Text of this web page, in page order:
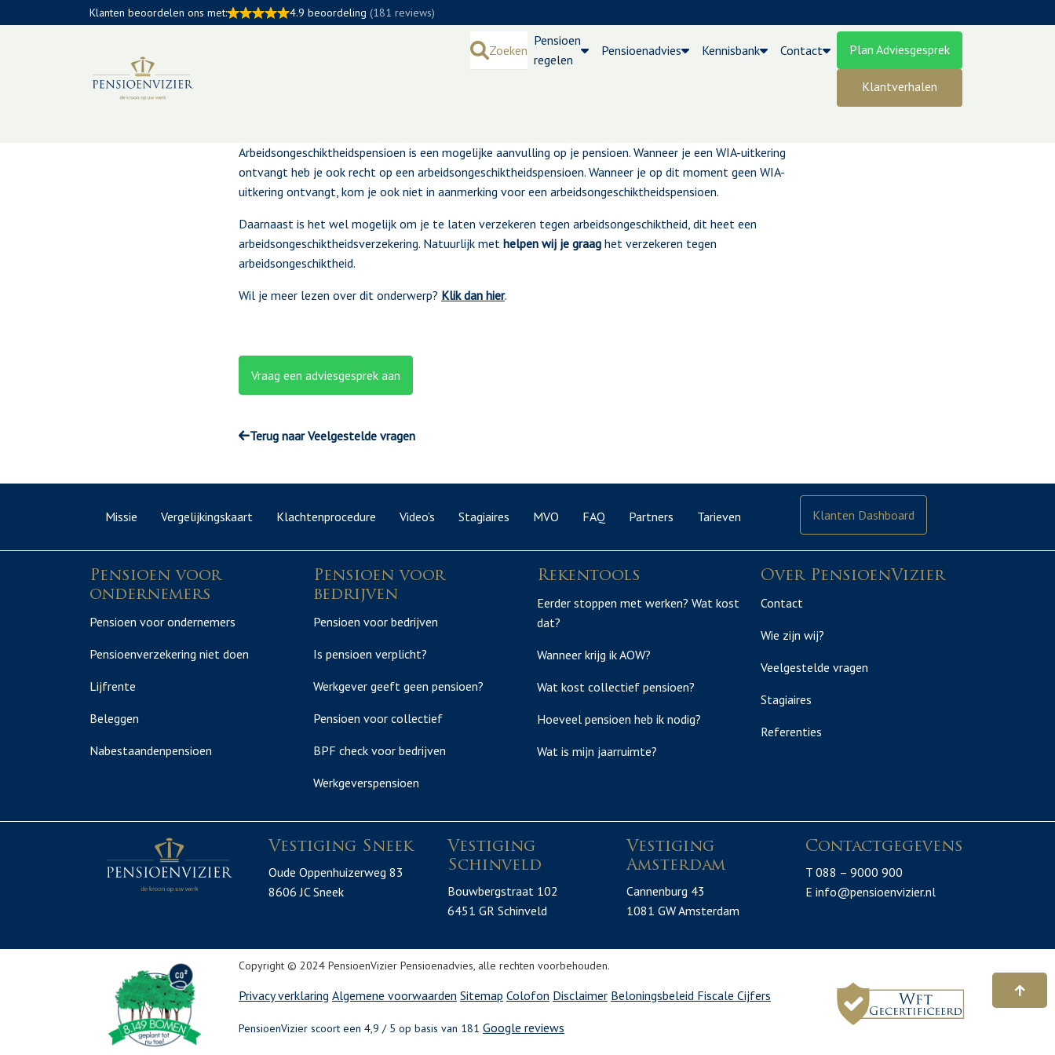
Klanten beoordelen ons met: 4.9 beoordeling (181 reviews)
Zoeken
Pensioen
regelen
Pensioenadvies Kennisbank Contact Plan Adviesgesprek
Klantverhalen
Arbeidsongeschiktheidspensioen is een mogelijke aanvulling op je pensioen. Wanneer je een WIA-uitkering
ontvangt heb je ook recht op een arbeidsongeschiktheidspensioen. Wanneer je op dit moment geen WIA-
uitkering ontvangt, kom je ook niet in aanmerking voor een arbeidsongeschiktheidspensioen.
Daarnaast is het wel mogelijk om je te laten verzekeren tegen arbeidsongeschiktheid, dit heet een
arbeidsongeschiktheidsverzekering. Natuurlijk met helpen wij je graag het verzekeren tegen
arbeidsongeschiktheid.
Wil je meer lezen over dit onderwerp? Klik dan hier.
Vraag een adviesgesprek aan
Terug naar Veelgestelde vragen
Missie Vergelijkingskaart Klachtenprocedure Video’s Stagiaires MVO FAQ Partners Tarieven Klanten Dashboard
Pensioen voor
ondernemers
Pensioen voor ondernemers
Pensioenverzekering niet doen
Lijfrente
Beleggen
Nabestaandenpensioen
Pensioen voor
bedrijven
Pensioen voor bedrijven
Is pensioen verplicht?
Werkgever geeft geen pensioen?
Pensioen voor collectief
BPF check voor bedrijven
Werkgeverspensioen
Rekentools
Eerder stoppen met werken? Wat kost
dat?
Wanneer krijg ik AOW?
Wat kost collectief pensioen?
Hoeveel pensioen heb ik nodig?
Wat is mijn jaarruimte?
Over PensioenVizier
Contact
Wie zijn wij?
Veelgestelde vragen
Stagiaires
Referenties
Vestiging Sneek
Oude Oppenhuizerweg 83
8606 JC Sneek
Vestiging
Schinveld
Bouwbergstraat 102
6451 GR Schinveld
Vestiging
Amsterdam
Cannenburg 43
1081 GW Amsterdam
Contactgegevens
T 088 – 9000 900
E info@pensioenvizier.nl
Copyright © 2024 PensioenVizier Pensioenadvies, alle rechten voorbehouden.
Privacy verklaring Algemene voorwaarden Sitemap Colofon Disclaimer Beloningsbeleid Fiscale Cijfers
PensioenVizier scoort een 4,9 / 5 op basis van 181 Google reviews